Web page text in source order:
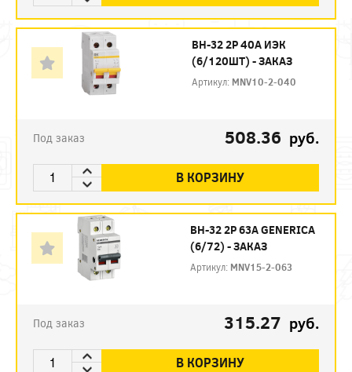
ВН-32 2P 40А ИЭК
(6/120ШТ) - ЗАКАЗ
Артикул: MNV10-2-040
Под заказ 508.36 руб.
В КОРЗИНУ
ВН-32 2P 63А GENERICA
(6/72) - ЗАКАЗ
Артикул: MNV15-2-063
Под заказ 315.27 руб.
В КОРЗИНУ